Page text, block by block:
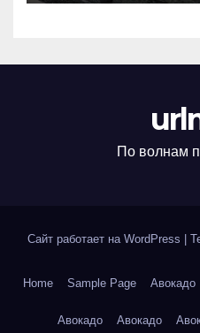
По волнам
Сайт работает на WordPress
Home Sample Page Авокадо
Авокадо Авокадо